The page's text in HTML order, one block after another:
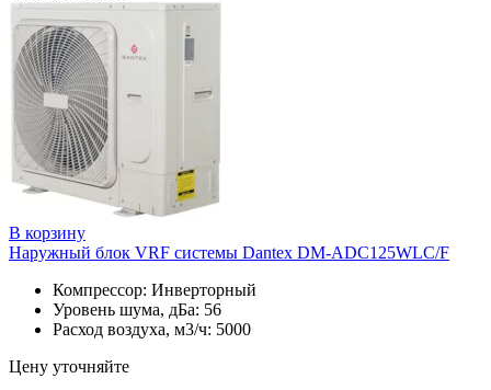
В корзину
Наружный блок VRF системы Dantex DM-ADC125WLC/F
Компрессор: Инверторный
Уровень шума, дБа: 56
Расход воздуха, м3/ч: 5000
Цену уточняйте